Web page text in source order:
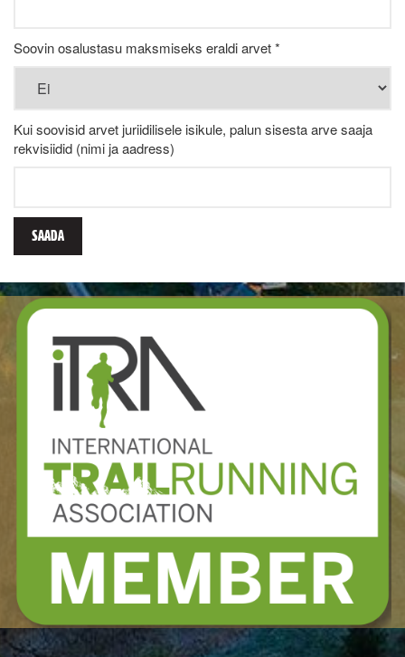
Soovin osalustasu maksmiseks eraldi arvet *
Kui soovisid arvet juriidilisele isikule, palun sisesta arve saaja
rekvisiidid (nimi ja aadress)